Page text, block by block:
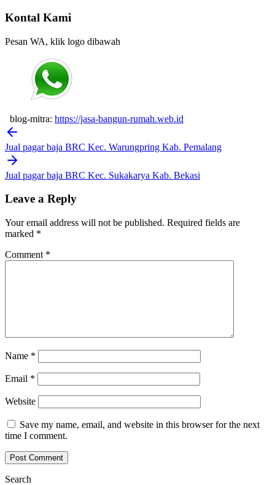
Kontal Kami
Pesan WA, klik logo dibawah
blog-mitra: https://jasa-bangun-rumah.web.id
Post
navigation
Jual pagar baja BRC Kec. Warungpring Kab. Pemalang
Jual pagar baja BRC Kec. Sukakarya Kab. Bekasi
Leave a Reply
Your email address will not be published. Required fields are
marked *
Comment *
Name *
Email *
Website
Save my name, email, and website in this browser for the next
time I comment.
Search